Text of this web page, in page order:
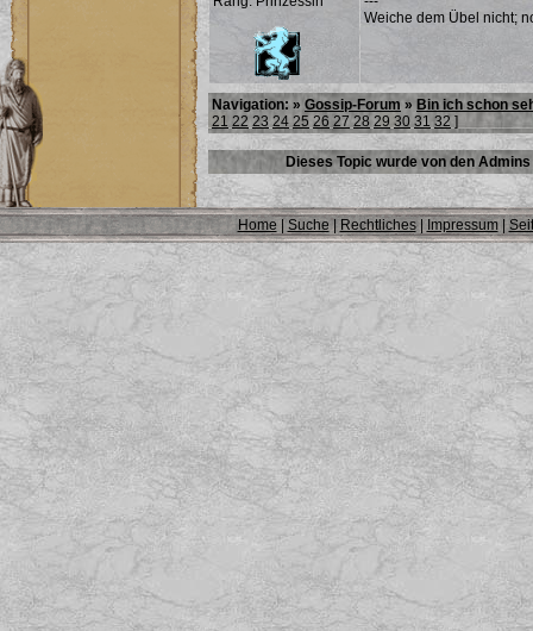
Weiche dem Übel nicht;
Navigation: » Gossip-Forum » Bin ich schon
21 22 23 24 25 26 27 28 29 30 31 32 ]
Dieses Topic wurde von den
Home| Suche | Rechtliches| Impressum|